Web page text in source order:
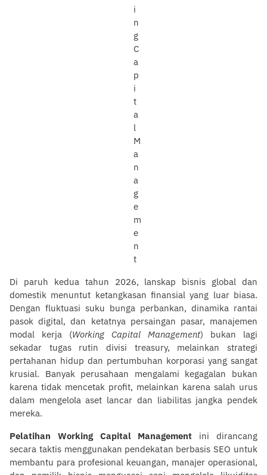
Di paruh kedua tahun 2026, lanskap bisnis global dan
domestik menuntut ketangkasan finansial yang luar biasa.
Dengan fluktuasi suku bunga perbankan, dinamika rantai
pasok digital, dan ketatnya persaingan pasar, manajemen
modal kerja (Working Capital Management) bukan lagi
sekadar tugas rutin divisi treasury, melainkan strategi
pertahanan hidup dan pertumbuhan korporasi yang sangat
krusial. Banyak perusahaan mengalami kegagalan bukan
karena tidak mencetak profit, melainkan karena salah urus
dalam mengelola aset lancar dan liabilitas jangka pendek
mereka.
Pelatihan Working Capital Management ini dirancang
secara taktis menggunakan pendekatan berbasis SEO untuk
membantu para profesional keuangan, manajer operasional,